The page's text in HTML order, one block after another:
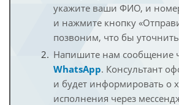
укажите ваши ФИО, и
и нажмите кнопку
позвоним, что бы
Напишите нам сообщение
WhatsApp. Консультант
и будет информировать о
исполнения через